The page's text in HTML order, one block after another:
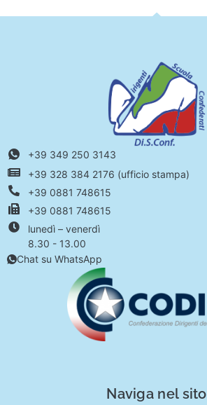
+39 349 250 3143
+39 328 384 2176 (ufficio stampa)
+39 0881 748615
+39 0881 748615
lunedì – venerdì
8.30 - 13.00
Chat su WhatsApp
Naviga nel sito